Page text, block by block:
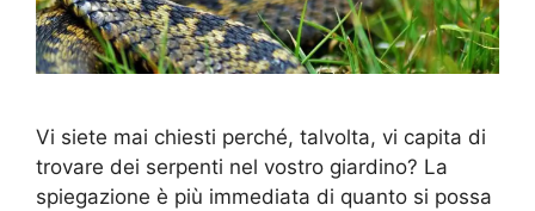
Vi siete mai chiesti perché, talvolta, vi capita di
trovare dei serpenti nel vostro giardino? La
spiegazione è più immediata di quanto si possa